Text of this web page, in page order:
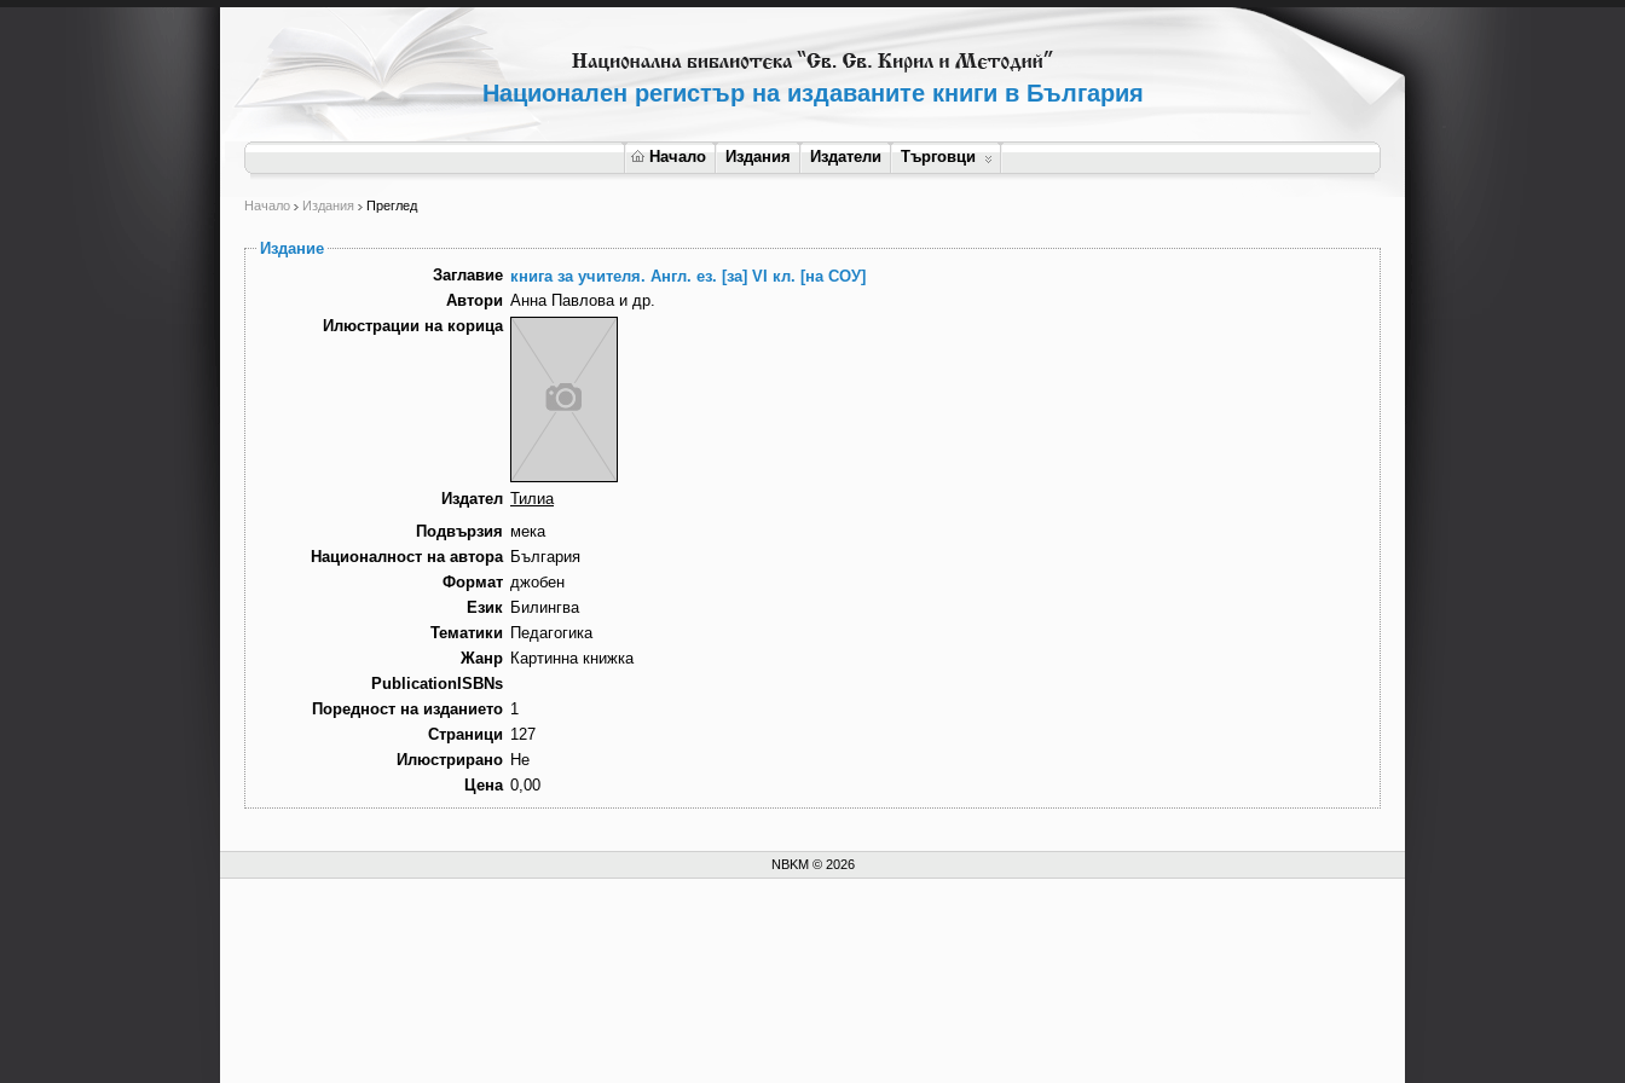
Национален регистър на издаваните книги в България
Начало Издания Издатели Търговци
Начало Издания Преглед
Издание
Заглавие книга за учителя. Англ. ез. [за] VI кл. [на СОУ]
Автори Анна Павлова и др.
Илюстрации на корица
Издател Тилиа
Подвързия мека
Националност на автора България
Формат джобен
Език Билингва
Тематики Педагогика
Жанр Картинна книжка
PublicationISBNs
Поредност на изданието 1
Страници 127
Илюстрирано Не
Цена 0,00
NBKM © 2026